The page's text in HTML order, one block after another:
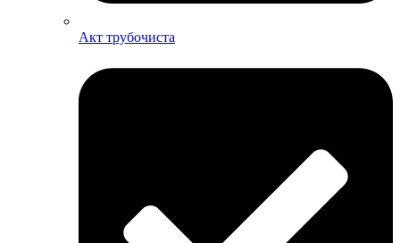
Акт трубочиста